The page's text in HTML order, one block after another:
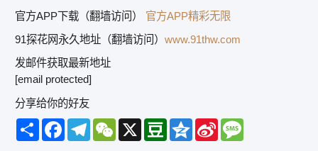
官方APP下载（翻墙访问）
官方APP精彩无限
91探花网永久地址（翻墙访问） www.91thw.com
发邮件获取最新地址
[email protected]
分享给你的好友
Share FacebookTelegramWeChat
X DoubanQzoneSina
Weibo
Message